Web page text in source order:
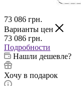
73 086 грн.
Варианты цен
73 086 грн.
Подробности
Нашли дешевле?
Хочу в подарок